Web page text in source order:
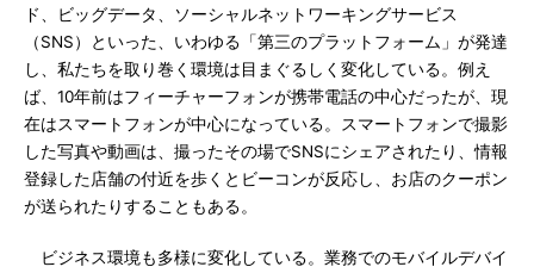
ド、ビッグデータ、ソーシャルネットワーキングサービス
（SNS）といった、いわゆる「第三のプラットフォーム」が発達
し、私たちを取り巻く環境は目まぐるしく変化している。例え
ば、10年前はフィーチャーフォンが携帯電話の中心だったが、現
在はスマートフォンが中心になっている。スマートフォンで撮影
した写真や動画は、撮ったその場でSNSにシェアされたり、情報
登録した店舗の付近を歩くとビーコンが反応し、お店のクーポン
が送られたりすることもある。
ビジネス環境も多様に変化している。業務でのモバイルデバイ